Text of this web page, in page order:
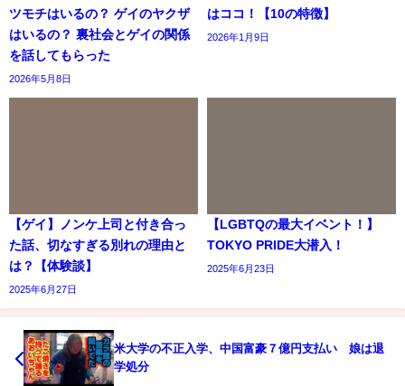
ツモチはいるの？ ゲイのヤクザ
はいるの？ 裏社会とゲイの関係
を話してもらった
2026年5月8日
はココ！【10の特徴】
2026年1月9日
【ゲイ】ノンケ上司と付き合っ
た話、切なすぎる別れの理由と
は？【体験談】
2025年6月27日
【LGBTQの最大イベント！】
TOKYO PRIDE大潜入！
2025年6月23日
米大学の不正入学、中国富豪７億円支払い 娘は退
学処分